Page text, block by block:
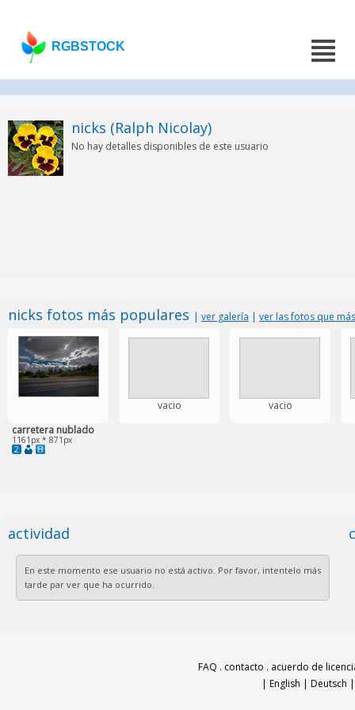
RGBSTOCK
nicks (Ralph Nicolay)
No hay detalles disponibles de este usuario
nicks fotos más populares | ver galería | ver las fotos que
carretera nublado
1161px * 871px
2
vacio vacio
actividad
En este momento ese usuario no está activo. Por favor, intentelo más
tarde par ver que ha ocurrido.
FAQ . contacto . acuerdo de
| English | Deutsch